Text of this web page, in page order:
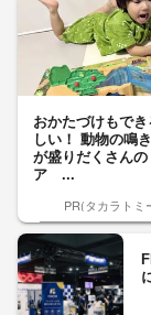
おかたづけもで
しい！ 動物の鳴
が盛りだくさんの
ア ...
PR(タカラトミ